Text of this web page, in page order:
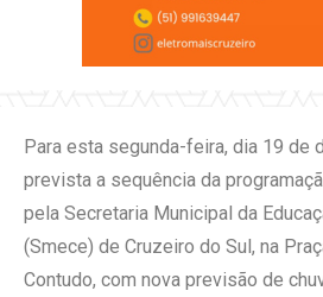
Para esta segunda-feira, dia 19 de
prevista a sequência da
pela Secretaria Municipal da
(Smece) de Cruzeiro do Sul, na
Contudo, com nova previsão de